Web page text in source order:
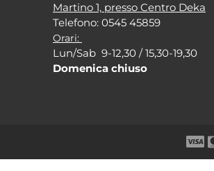
Martino 1, presso Centro Deka
Telefono: 0545 45859
Orari:
Lun/Sab 9-12,30 / 15,30-19,30
Domenica chiuso